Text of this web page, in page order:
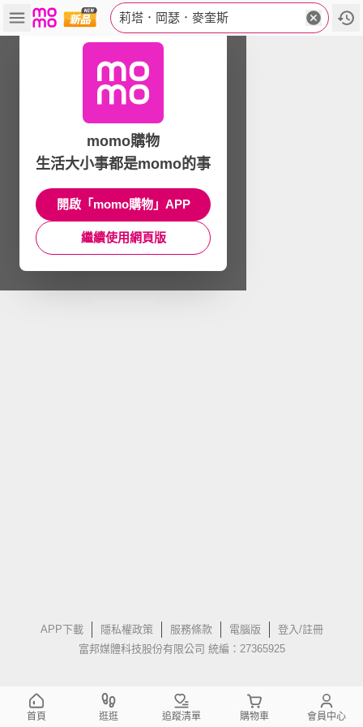
莉塔．岡瑟．麥奎斯
APP下載 隱私權政策 服務條款 電腦版
登入/註冊
富邦媒體科技股份有限公司 統編：27365925
momo購物
生活大小事都是momo的事
開啟「momo購物」APP
繼續使用網頁版
首頁 逛逛 追蹤清單 購物車 會員中心